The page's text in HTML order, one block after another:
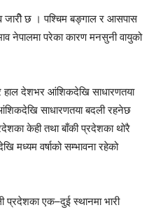
जारीे छ । पश्चिम बङ्गाल र आसपास
नेपालमा परेका कारण मनसुनी वायुको
हाल देशभर आंशिकदेखि साधारणतया
साधारणतया बदली रहनेछ
केही तथा बाँकी प्रदेशका थोरै
मध्यम वर्षाको सम्भावना रहेको
प्रदेशका एक–दुई स्थानमा भारी